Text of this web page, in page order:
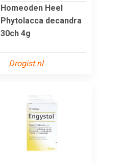
Homeoden Heel
Phytolacca decandra
30ch 4g
Drogist.nl